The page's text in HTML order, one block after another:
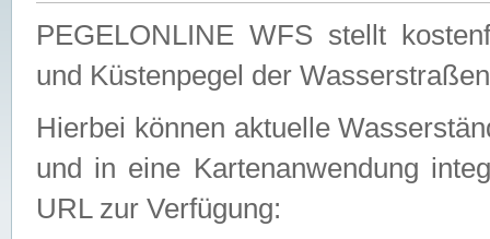
PEGELONLINE WFS stellt
und Küstenpegel der
Hierbei können aktuelle
und in eine Kartenanwendung
URL zur Verfügung: